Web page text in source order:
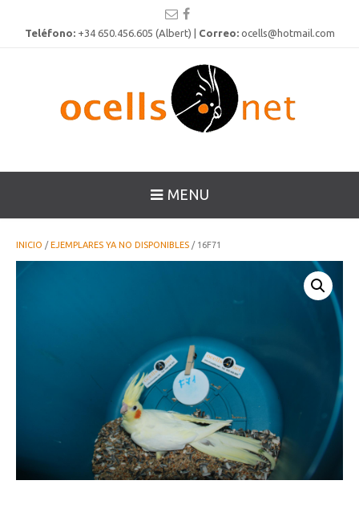
Teléfono:+34 650.456.605 (Albert) | Correo: ocells@hotmail.com
MENU
INICIO /EJEMPLARES YA NO DISPONIBLES / 16F71